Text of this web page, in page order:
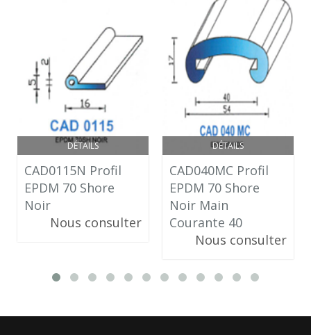
DÉTAILS
CAD0115N Profil
EPDM 70 Shore
Noir
Nous consulter
DÉTAILS
CAD040MC Profil
EPDM 70 Shore
Noir Main
Courante 40
Nous consulter